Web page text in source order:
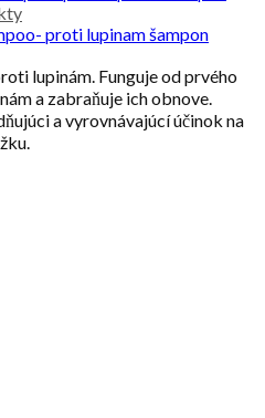
proti lupinam šampon
lupinám. Funguje od prvého
a zabraňuje ich obnove.
a vyrovnávajúcí účinok na